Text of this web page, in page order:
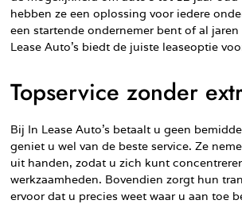
hebben ze een oplossing voor iedere
een startende ondernemer bent of al
Lease Auto’s biedt de juiste leaseoptie
Topservice zonder
Bij In Lease Auto’s betaalt u geen
geniet u wel van de beste service. Ze
uit handen, zodat u zich kunt
werkzaamheden. Bovendien zorgt hun
ervoor dat u precies weet waar u aan toe